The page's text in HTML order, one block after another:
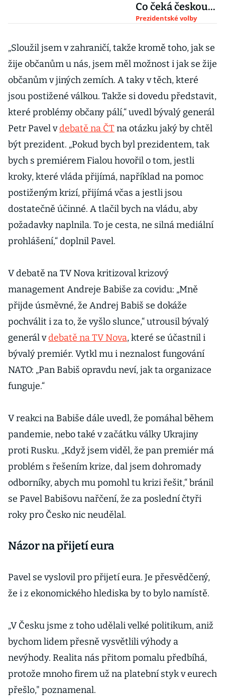
Co čeká českou
politiku po jeho
Prezidentské volby
„Sloužil jsem v zahraničí, takže kromě toho, jak se
žije občanům u nás, jsem měl možnost i jak se žije
občanům v jiných zemích. A taky v těch, které
jsou postižené válkou. Takže si dovedu představit,
které problémy občany pálí,“ uvedl bývalý generál
Petr Pavel vdebatě na ČT na otázku jaký by chtěl
být prezident. „Pokud bych byl prezidentem, tak
bych s premiérem Fialou hovořil o tom, jestli
kroky, které vláda přijímá, například na pomoc
postiženým krizí, přijímá včas a jestli jsou
dostatečně účinné. A tlačil bych na vládu, aby
požadavky naplnila. To je cesta, ne silná mediální
prohlášení,“ doplnil Pavel.
V debatě na TV Nova kritizoval krizový
management Andreje Babiše za covidu: „Mně
přijde úsměvné, že Andrej Babiš se dokáže
pochválit i za to, že vyšlo slunce,“ utrousil bývalý
generál vdebatě na TV Nova, které se účastnil i
bývalý premiér. Vytkl mu i neznalost fungování
NATO: „Pan Babiš opravdu neví, jak ta organizace
funguje.“
V reakci na Babiše dále uvedl, že pomáhal během
pandemie, nebo také v začátku války Ukrajiny
proti Rusku. „Když jsem viděl, že pan premiér má
problém s řešením krize, dal jsem dohromady
odborníky, abych mu pomohl tu krizi řešit,“ bránil
se Pavel Babišovu nařčení, že za poslední čtyři
roky pro Česko nic neudělal.
Názor na přijetí eura
Pavel se vyslovil pro přijetí eura. Je přesvědčený,
že i z ekonomického hlediska by to bylo namístě.
„V Česku jsme z toho udělali velké politikum, aniž
bychom lidem přesně vysvětlili výhody a
nevýhody. Realita nás přitom pomalu předbíhá,
protože mnoho firem už na platební styk v eurech
přešlo," poznamenal.